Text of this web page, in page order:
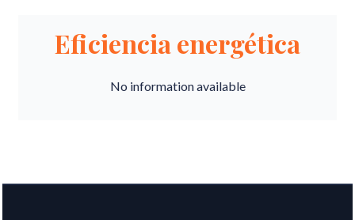
Eficiencia energética
No information available